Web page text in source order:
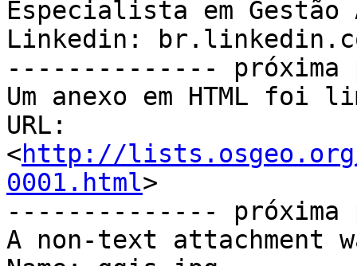
Especialista em Gestão
Linkedin:
--------------
Um anexo em HTML foi
URL:
<http://lists.osgeo.org/
0001.html>
--------------
A non-text attachment